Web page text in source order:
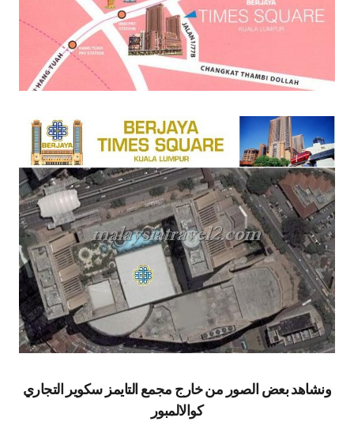
ونشاهد بعض الصور من خارج مجمع التايمز سكوير التجاري
كوالالمبور